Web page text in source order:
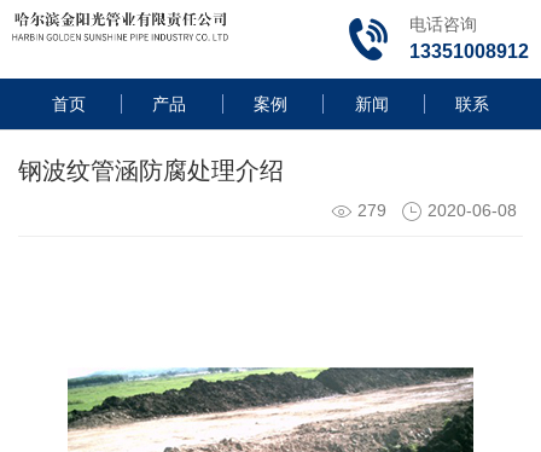
电话咨询
13351008912
首页 产品 案例 新闻 联系
钢波纹管涵防腐处理介绍
279 2020-06-08